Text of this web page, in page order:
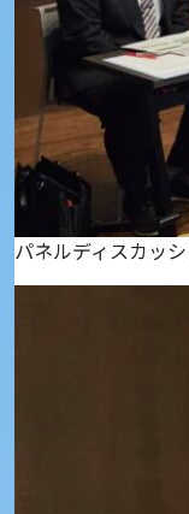
パネルディスカッ